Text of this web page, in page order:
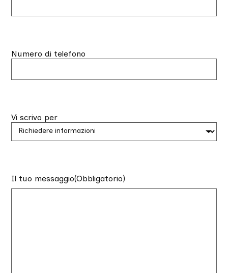
Numero di telefono
Vi scrivo per
Il tuo messaggio(Obbligatorio)